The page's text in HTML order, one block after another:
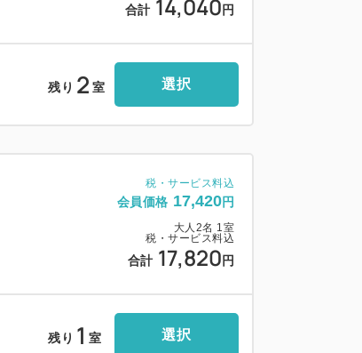
まで（150台）
出発不可）
合計 14,040 円
残り 2 室 選択
税・サービス料込
会員価格 17,420円
大人 2名 1室
税・サービス料込
合計 17,820 円
残り 1 室 選択